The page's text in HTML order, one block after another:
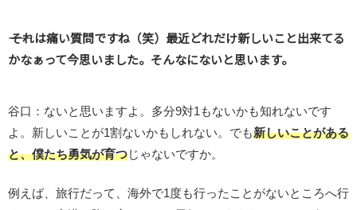
―― それは痛い質問ですね（笑）最近どれだけ新しいこと出来てる
かなぁって今思いました。そんなにないと思います。
谷口：ないと思いますよ。多分9対1もないかも知れないです
よ。新しいことが1割ないかもしれない。でも新しいことがある
と、僕たち勇気が育つじゃないですか。
例えば、旅行だって、海外で1度も行ったことがないところへ行